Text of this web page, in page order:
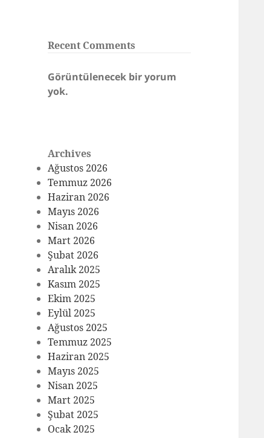
Recent Comments
Görüntülenecek bir yorum
yok.
Archives
Ağustos 2026
Temmuz 2026
Haziran 2026
Mayıs 2026
Nisan 2026
Mart 2026
Şubat 2026
Aralık 2025
Kasım 2025
Ekim 2025
Eylül 2025
Ağustos 2025
Temmuz 2025
Haziran 2025
Mayıs 2025
Nisan 2025
Mart 2025
Şubat 2025
Ocak 2025